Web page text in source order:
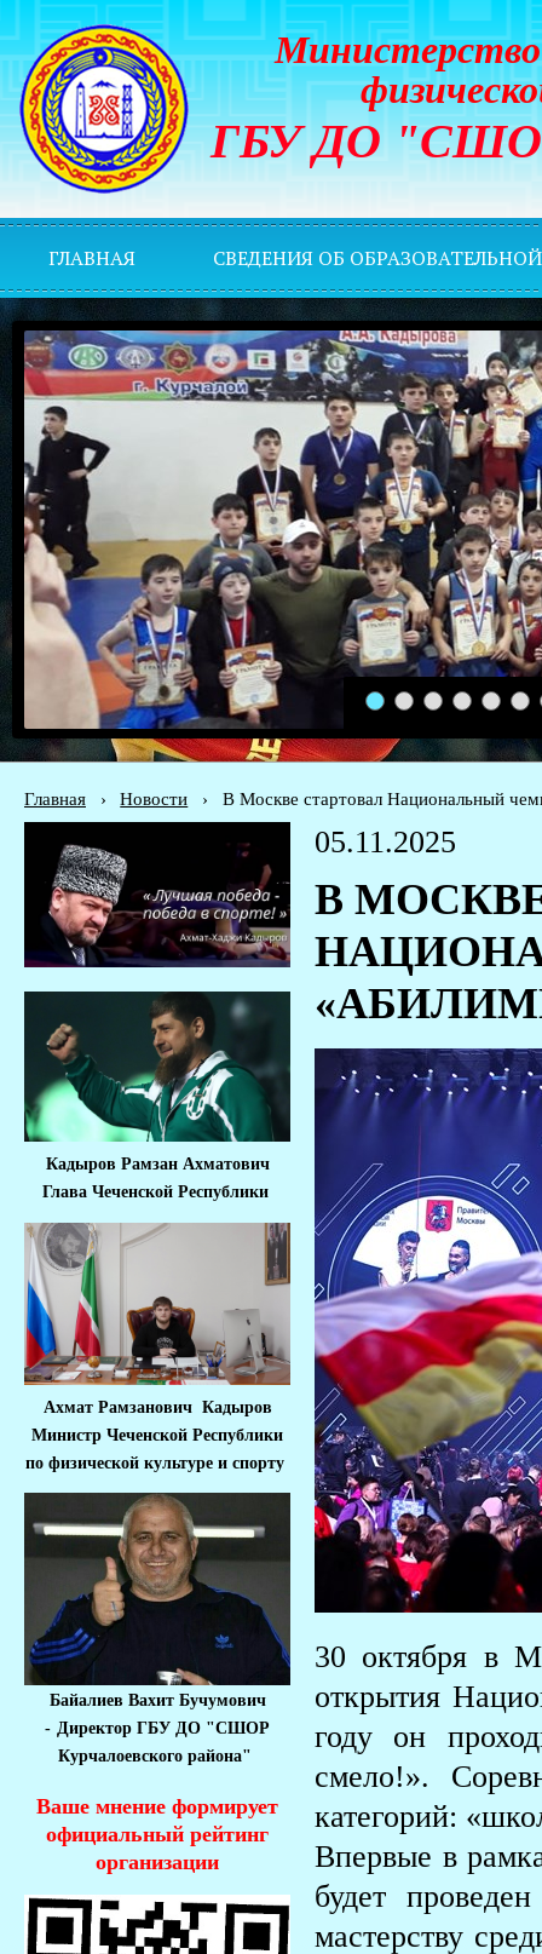
Министерство
ГБУ ДО "СШОР
ГЛАВНАЯ СВЕДЕНИЯ ОБ
1 2 3 4 5 6
Главная › Новости › В Москве стартовал Национальный
Кадыров Рамзан Ахматович
Глава Чеченской Республики
Ахмат Рамзанович Кадыров
Министр Чеченской Республики
по физической культуре и спорту
Байалиев Вахит Бучумович
- Директор ГБУ ДО "СШОР
Курчалоевского района"
Ваше мнение формирует
официальный рейтинг
организации
05.11.2025
В
30 октября в
открытия
году он
смело!».
категорий:
Впервые в
будет
мастерству